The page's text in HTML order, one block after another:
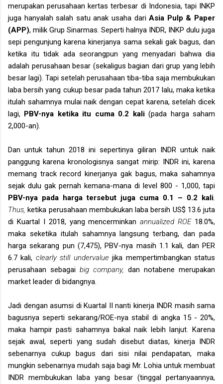
merupakan perusahaan kertas terbesar di Indonesia, tapi INKP
juga hanyalah salah satu anak usaha dariAsia Pulp & Paper
(APP), milik Grup Sinarmas. Seperti halnya INDR, INKP dulu juga
sepi pengunjung karena kinerjanya sama sekali gak bagus, dan
ketika itu tidak ada seorangpun yang menyadari bahwa dia
adalah perusahaan besar (sekaligus bagian dari grup yang lebih
besar lagi). Tapi setelah perusahaan tiba-tiba saja membukukan
laba bersih yang cukup besar pada tahun 2017 lalu, maka ketika
itulah sahamnya mulai naik dengan cepat karena, setelah dicek
lagi, PBV-nya ketika itu cuma 0.2 kali(pada harga saham
2,000-an).
Dan untuk tahun 2018 ini sepertinya giliran INDR untuk naik
panggung karena kronologisnya sangat mirip: INDR ini, karena
memang track record kinerjanya gak bagus, maka sahamnya
sejak dulu gak pernah kemana-mana di level 800 - 1,000, tapi
PBV-nya pada harga tersebut juga cuma 0.1 – 0.2 kali
Thus,ketika perusahaan membukukan laba bersih US$ 13.6 juta
di Kuartal I 2018, yang mencerminkanannualized ROE 18.0%,
maka seketika itulah sahamnya langsung terbang, dan pada
harga sekarang pun (7,475), PBV-nya masih 1.1 kali, dan PER
6.7 kali, clearly still undervaluejika mempertimbangkan status
perusahaan sebagai big company, dan notabene merupakan
market leader di bidangnya.
Jadi dengan asumsi di Kuartal II nanti kinerja INDR masih sama
bagusnya seperti sekarang/ROE-nya stabil di angka 15 - 20%,
maka hampir pasti sahamnya bakal naik lebih lanjut. Karena
sejak awal, seperti yang sudah disebut diatas, kinerja INDR
sebenarnya cukup bagus dari sisi nilai pendapatan, maka
mungkin sebenarnya mudah saja bagi Mr. Lohia untuk membuat
INDR membukukan laba yang besar (tinggal pertanyaannya,